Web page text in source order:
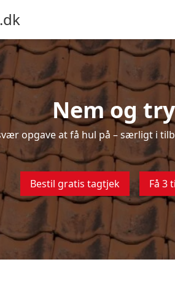
Nem og
opgave at få hul på – særligt i
Bestil gratis tagtjek Få 3